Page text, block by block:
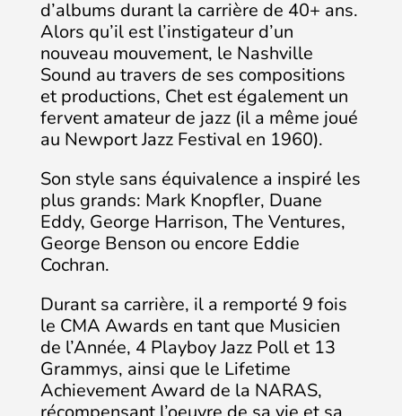
d’albums durant la carrière de 40+ ans.
Alors qu’il est l’instigateur d’un
nouveau mouvement, le Nashville
Sound au travers de ses compositions
et productions, Chet est également un
fervent amateur de jazz (il a même joué
au Newport Jazz Festival en 1960).
Son style sans équivalence a inspiré les
plus grands: Mark Knopfler, Duane
Eddy, George Harrison, The Ventures,
George Benson ou encore Eddie
Cochran.
Durant sa carrière, il a remporté 9 fois
le CMA Awards en tant que Musicien
de l’Année, 4 Playboy Jazz Poll et 13
Grammys, ainsi que le Lifetime
Achievement Award de la NARAS,